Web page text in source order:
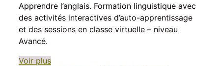
Apprendre l’anglais. Formation linguistique avec
des activités interactives d’auto-apprentissage
et des sessions en classe virtuelle – niveau
Avancé.
Voir plus